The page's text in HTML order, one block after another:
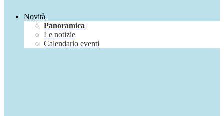
Novità
Panoramica
Le notizie
Calendario eventi